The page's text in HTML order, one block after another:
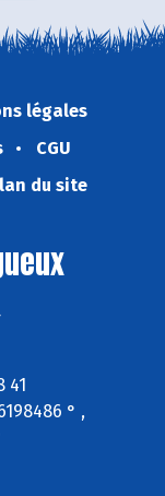
légales
CGU
du site
41
° ,